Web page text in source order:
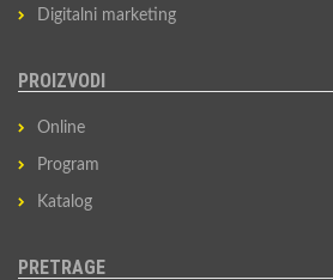
Digitalni marketing
PROIZVODI
Online
Program
Katalog
PRETRAGE